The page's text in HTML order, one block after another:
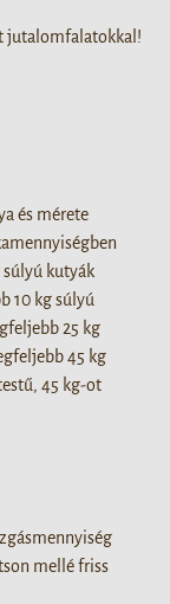
jutalomfalatokkal!
és mérete
kutyák
10 kg súlyú
25 kg
45 kg
45 kg-ot
mellé friss